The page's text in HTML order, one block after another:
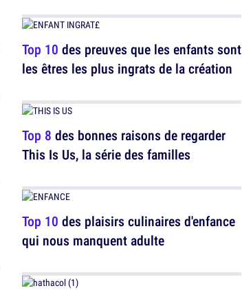
Top 10 des preuves que les enfants sont
les êtres les plus ingrats de la création
Top 8 des bonnes raisons de regarder
This Is Us, la série des familles
Top 10 des plaisirs culinaires d'enfance
qui nous manquent adulte